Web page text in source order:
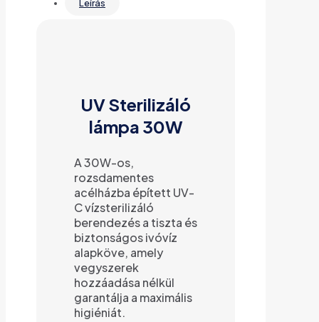
Leírás
UV Sterilizáló
lámpa 30W
A 30W-os,
rozsdamentes
acélházba épített UV-
C vízsterilizáló
berendezés a tiszta és
biztonságos ivóvíz
alapköve, amely
vegyszerek
hozzáadása nélkül
garantálja a maximális
higiéniát.